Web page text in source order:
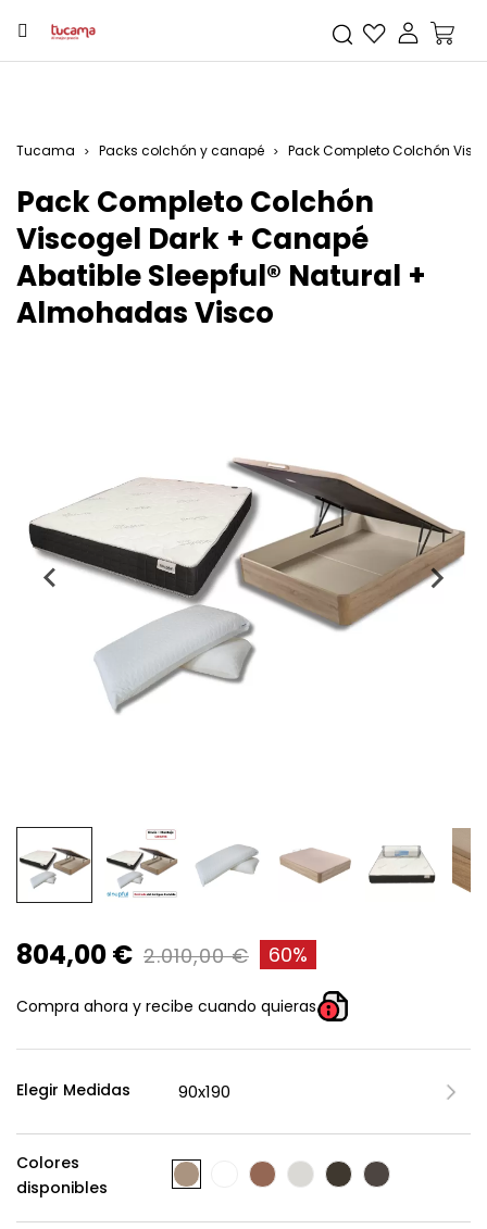
Tucama Packs colchón y canapé Pack Completo Colchón
Pack Completo Colchón
Viscogel Dark + Canapé
Abatible Sleepful® Natural +
Almohadas Visco
804,00 € 2.010,00 € 60%
Compra ahora y recibe cuando quieras
Elegir Medidas
Colores
disponibles